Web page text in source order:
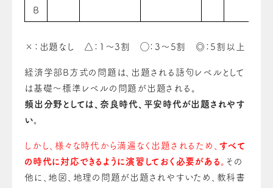
B
×：出題なし △：1〜3割 ◯：3〜5割 ◎：5割以上
経済学部B方式の問題は、出題される語句レベルとして
は基礎～標準レベルの問題が出題される。
頻出分野としては、奈良時代、平安時代が出題されやす
い。
しかし、様々な時代から満遍なく出題されるため、 すべて
の時代に対応できるように演習しておく必要がある 。 その
他に、地図、地理の問題が出題されやすいため、教科書